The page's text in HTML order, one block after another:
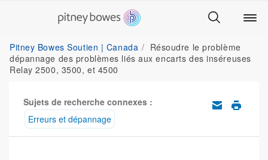
Pitney Bowes Soutien | Canada
Résoudre le problème
dépannage des problèmes liés aux encarts des inséreuses
Relay 2500, 3500, et 4500
Sujets de recherche connexes :
Erreurs et dépannage